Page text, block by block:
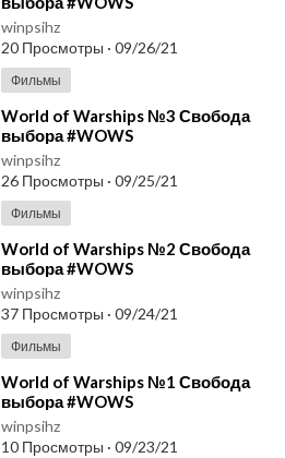
#worldofwarships #Winpsih
winpsihz
20 Просмотры · 09/26/21
Фильмы
⁣World of Warships №3 Свобода
выбора #WOWS
#worldofwarships #Winpsih
winpsihz
26 Просмотры · 09/25/21
Фильмы
⁣World of Warships №2 Свобода
выбора #WOWS
#worldofwarships #Winpsih
winpsihz
37 Просмотры · 09/24/21
Фильмы
⁣World of Warships №1 Свобода
выбора #WOWS
#worldofwarships #Winpsih
winpsihz
10 Просмотры · 09/23/21